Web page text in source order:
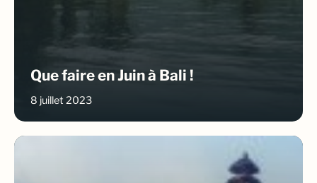
Que faire en Juin à Bali !
8 juillet 2023